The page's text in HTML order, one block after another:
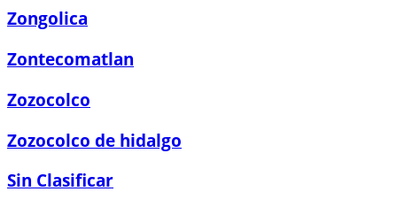
Zongolica
Zontecomatlan
Zozocolco
Zozocolco de hidalgo
Sin Clasificar